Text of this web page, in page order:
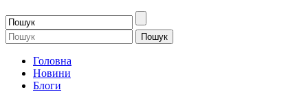
Головна
Новини
Блоги